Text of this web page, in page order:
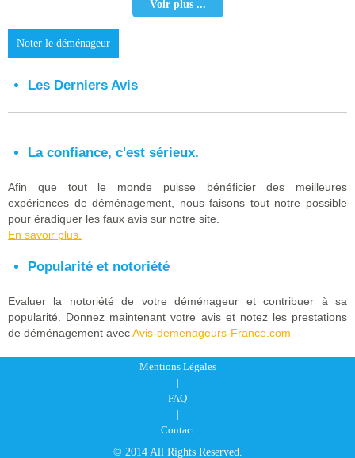
Voir plus ...
Noter le déménageur
Les Derniers Avis
La confiance, c'est sérieux.
Afin que tout le monde puisse bénéficier des meilleures
expériences de déménagement, nous faisons tout notre possible
pour éradiquer les faux avis sur notre site.
En savoir plus.
Popularité et notoriété
Evaluer la notoriété de votre déménageur et contribuer à sa
popularité. Donnez maintenant votre avis et notez les prestations
de déménagement avecAvis-demenageurs-France.com
Mentions Légales
|
FAQ
|
Contact
© 2014 All Rights Reserved.